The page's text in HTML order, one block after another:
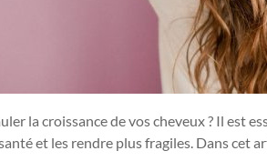
la croissance de vos cheveux ? Il est
et les rendre plus fragiles. Dans cet